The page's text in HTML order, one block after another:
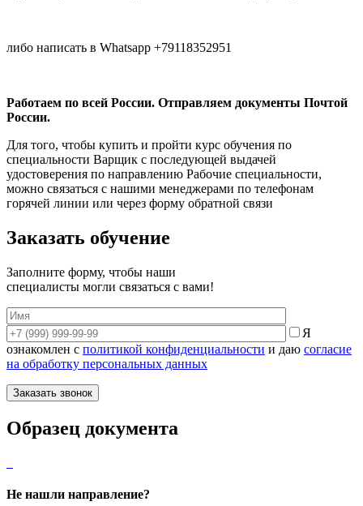
либо написать в Whatsapp +79118352951
Работаем по всей России. Отправляем документы Почтой
России.
Для того, чтобы купить и пройти курс обучения по
специальности Варщик с последующей выдачей
удостоверения по направлению Рабочие специальности,
можно связаться с нашими менеджерами по телефонам
горячей линии или через форму обратной связи
Заказать обучение
Заполните форму, чтобы наши
специалисты могли связаться с вами!
Я
ознакомлен с политикой конфиденциальности и даю согласие
на обработку персональных данных
Образец документа
Не нашли направление?